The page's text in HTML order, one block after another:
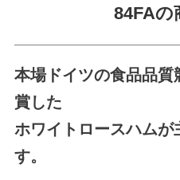
84FAの
本場ドイツの食品品質
賞した
ホワイトロースハム
す。